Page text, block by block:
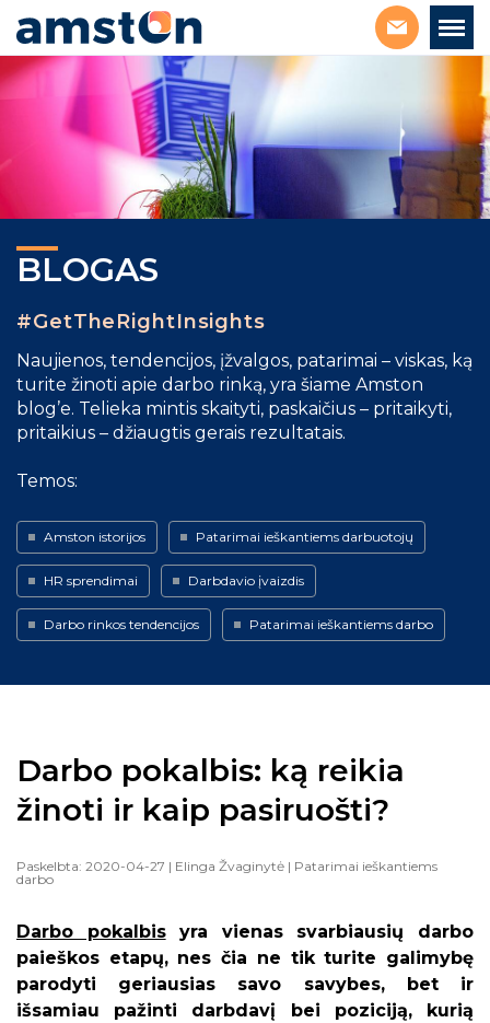
BLOGAS
#GetTheRightInsights
Naujienos, tendencijos, įžvalgos, patarimai – viskas, ką
turite žinoti apie darbo rinką, yra šiame Amston
blog’e. Telieka mintis skaityti, paskaičius – pritaikyti,
pritaikius – džiaugtis gerais rezultatais.
Temos:
Amston istorijos Patarimai ieškantiems darbuotojų
HR sprendimai Darbdavio įvaizdis
Darbo rinkos tendencijos Patarimai ieškantiems darbo
Darbo pokalbis: ką reikia
žinoti ir kaip pasiruošti?
Paskelbta: 2020-04-27 | Elinga Žvaginytė | Patarimai ieškantiems
darbo
Darbo pokalbisyra vienas svarbiausių darbo
paieškos etapų, nes čia ne tik turite galimybę
parodyti geriausias savo savybes, bet ir
išsamiau pažinti darbdavį bei poziciją, kurią